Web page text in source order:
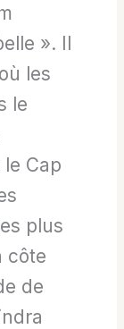
». Il
les
le
Cap
plus
côte
de